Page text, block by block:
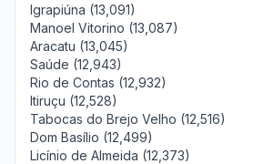
Igrapiúna (13,091)
Manoel Vitorino (13,087)
Aracatu (13,045)
Saúde (12,943)
Rio de Contas (12,932)
Itiruçu (12,528)
Tabocas do Brejo Velho (12,516)
Dom Basílio (12,499)
Licínio de Almeida (12,373)